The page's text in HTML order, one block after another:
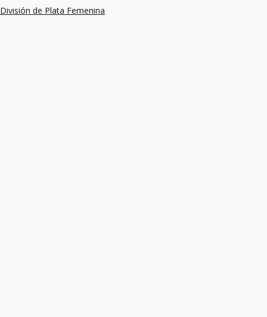
División de Plata Femenina